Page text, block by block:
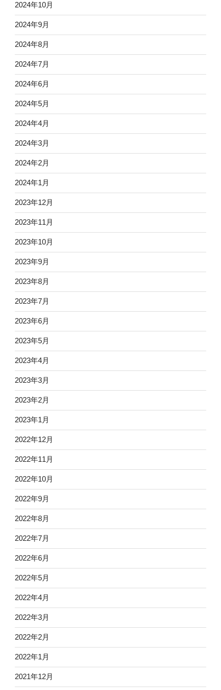
2024年10月
2024年9月
2024年8月
2024年7月
2024年6月
2024年5月
2024年4月
2024年3月
2024年2月
2024年1月
2023年12月
2023年11月
2023年10月
2023年9月
2023年8月
2023年7月
2023年6月
2023年5月
2023年4月
2023年3月
2023年2月
2023年1月
2022年12月
2022年11月
2022年10月
2022年9月
2022年8月
2022年7月
2022年6月
2022年5月
2022年4月
2022年3月
2022年2月
2022年1月
2021年12月